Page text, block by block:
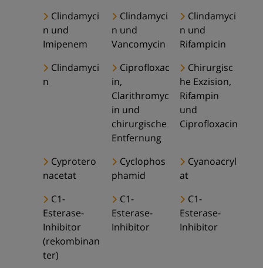
Clindamyci
n und
Imipenem
Clindamyci
n und
Vancomycin
Clindamyci
n und
Rifampicin
Clindamyci
n
Ciprofloxac
in,
Clarithromyc
in und
chirurgische
Entfernung
Chirurgisc
he Exzision,
Rifampin
und
Ciprofloxacin
Cyprotero
nacetat
Cyclophos
phamid
Cyanoacryl
at
C1-
Esterase-
Inhibitor
(rekombinan
ter)
C1-
Esterase-
Inhibitor
C1-
Esterase-
Inhibitor